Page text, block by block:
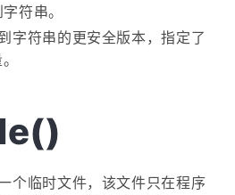
符串。
字符串的更安全版本，指定了
个临时文件，该文件只在程序